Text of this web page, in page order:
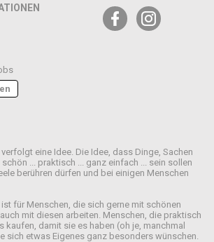
eine Idee. Die Idee, dass Dinge, Sachen
... praktisch ... ganz einfach ... sein sollen
berühren dürfen und bei einigen Menschen
für Menschen, die sich gerne mit schönen
mit diesen arbeiten. Menschen, die praktisch
kaufen, damit sie es haben (oh je, manchmal
sich etwas Eigenes ganz besonders wünschen.